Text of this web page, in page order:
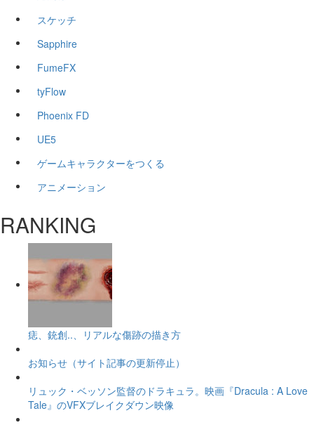
スケッチ
Sapphire
FumeFX
tyFlow
Phoenix FD
UE5
ゲームキャラクターをつくる
アニメーション
RANKING
痣、銃創..、リアルな傷跡の描き方
お知らせ（サイト記事の更新停止）
リュック・ベッソン監督のドラキュラ。映画『Dracula : A Love
Tale』のVFXブレイクダウン映像